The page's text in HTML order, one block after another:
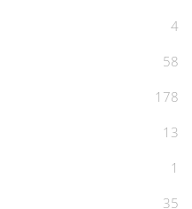
4
58
178
13
1
35